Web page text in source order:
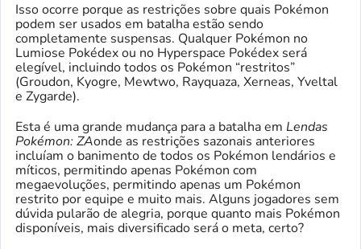
Isso ocorre porque as restrições sobre quais Pokémon
podem ser usados ​​em batalha estão sendo
completamente suspensas. Qualquer Pokémon no
Lumiose Pokédex ou no Hyperspace Pokédex será
elegível, incluindo todos os Pokémon “restritos”
(Groudon, Kyogre, Mewtwo, Rayquaza, Xerneas, Yveltal
e Zygarde).
Esta é uma grande mudança para a batalha em Lendas
Pokémon: ZAonde as restrições sazonais anteriores
incluíam o banimento de todos os Pokémon lendários e
míticos, permitindo apenas Pokémon com
megaevoluções, permitindo apenas um Pokémon
restrito por equipe e muito mais. Alguns jogadores sem
dúvida pularão de alegria, porque quanto mais Pokémon
disponíveis, mais diversificado será o meta, certo?